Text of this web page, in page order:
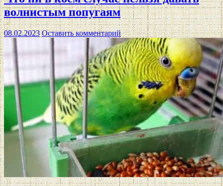
волнистым попугаям
08.02.2023 Оставить комментарий